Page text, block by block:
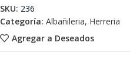
Agregar a Deseados
SKU: 236
Categoría: Albañileria, Herreria